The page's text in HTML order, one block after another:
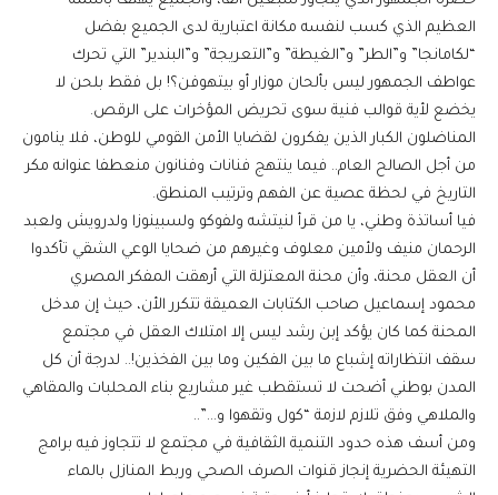
العظيم الذي كسب لنفسه مكانة اعتبارية لدى الجميع بفضل
“لكامانجا” و”الطر” و”الغيطة” و”التعريجة” و”البندير” التي تحرك
عواطف الجمهور ليس بألحان موزار أو بيتهوفن؟! بل فقط بلحن لا
يخضع لأية قوالب فنية سوى تحريض المؤخرات على الرقص.
المناضلون الكبار الذين يفكرون لقضايا الأمن القومي للوطن، فلا ينامون
من أجل الصالح العام.. فيما ينتهج فنانات وفنانون منعطفا عنوانه مكر
التاريخ في لحظة عصية عن الفهم وترتيب المنطق.
فيا أساتذة وطني، يا من قرأ لنيتشه ولفوكو ولسبينوزا ولدرويش ولعبد
الرحمان منيف ولأمين معلوف وغيرهم من ضحايا الوعي الشقي تأكدوا
أن العقل محنة، وأن محنة المعتزلة التي أرهقت المفكر المصري
محمود إسماعيل صاحب الكتابات العميقة تتكرر الأن، حيث إن مدخل
المحنة كما كان يؤكد إبن رشد ليس إلا امتلاك العقل في مجتمع
سقف انتظاراته إشباع ما بين الفكين وما بين الفخذين!.. لدرجة أن كل
المدن بوطني أضحت لا تستقطب غير مشاريع بناء المحلبات والمقاهي
والملاهي وفق تلازم لازمة “كول وتقهوا و…”..
ومن أسف هذه حدود التنمية الثقافية في مجتمع لا تتجاوز فيه برامج
التهيئة الحضرية إنجاز قنوات الصرف الصحي وربط المنازل بالماء